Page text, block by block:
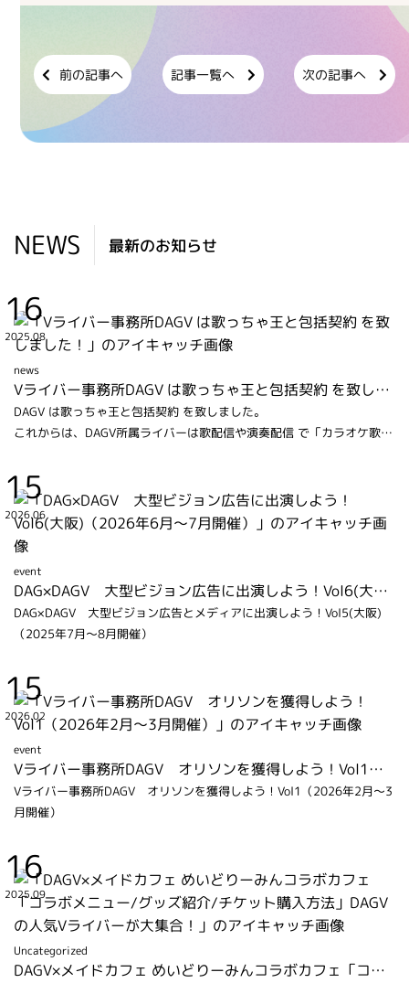
前の記事へ 記事一覧へ 次の記事へ
NEWS 最新のお知らせ
16
2025.08
news
Vライバー事務所DAGV は歌っちゃ王と包括契約 を致しました！
DAGV は歌っちゃ王と包括契約 を致しました。
これからは、DAGV所属ライバーは歌配信や演奏配信 で「カラオケ歌っ
15
2026.06
event
DAG×DAGV 大型ビジョン広告に出演しよう！Vol6(大阪)（2026年6月～7月開催）
DAG×DAGV 大型ビジョン広告とメディアに出演しよう！Vol5(大阪)
（2025年7月～8月開催）
15
2026.02
event
Vライバー事務所DAGV オリソンを獲得しよう！Vol1（2026年2月～3月開催）
Vライバー事務所DAGV オリソンを獲得しよう！Vol1（2026年2月～3
月開催）
16
2025.09
Uncategorized
DAGV×メイドカフェ めいどりーみんコラボカフェ「コラボメニュー/グッズ紹介/チケット購入方法」DAGVの人気Vライバーが大集合！